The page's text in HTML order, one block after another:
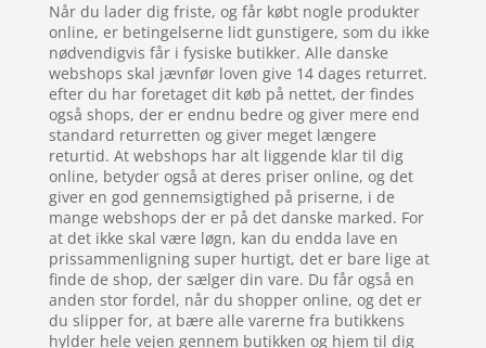
Når du lader dig friste, og får købt nogle produkter
online, er betingelserne lidt gunstigere, som du ikke
nødvendigvis får i fysiske butikker. Alle danske
webshops skal jævnfør loven give 14 dages returret.
efter du har foretaget dit køb på nettet, der findes
også shops, der er endnu bedre og giver mere end
standard returretten og giver meget længere
returtid. At webshops har alt liggende klar til dig
online, betyder også at deres priser online, og det
giver en god gennemsigtighed på priserne, i de
mange webshops der er på det danske marked. For
at det ikke skal være løgn, kan du endda lave en
prissammenligning super hurtigt, det er bare lige at
finde de shop, der sælger din vare. Du får også en
anden stor fordel, når du shopper online, og det er
du slipper for, at bære alle varerne fra butikkens
hylder hele vejen gennem butikken og hjem til dig